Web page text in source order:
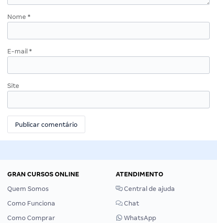
Nome *
E-mail *
Site
GRAN CURSOS ONLINE
Quem Somos
Como Funciona
Como Comprar
ATENDIMENTO
Central de ajuda
Chat
WhatsApp